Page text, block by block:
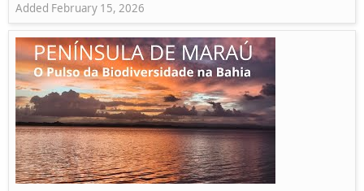
Added February 15, 2026